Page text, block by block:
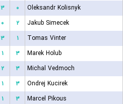
۳ ۰
Oleksandr Kolisnyk
۰ ۲
Jakub Simecek
۳ ۱
Tomas Vinter
۱ ۳
Marek Holub
۲ ۳
Michal Vedmoch
۱ ۳
Ondrej Kucirek
۱ ۳
Marcel Pikous